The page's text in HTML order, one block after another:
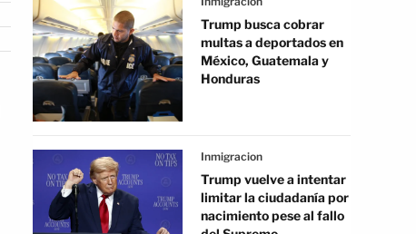
Trump busca cobrar
multas a deportados en
México, Guatemala y
Honduras
Inmigracion
Trump vuelve a intentar
limitar la ciudadanía por
nacimiento pese al fallo